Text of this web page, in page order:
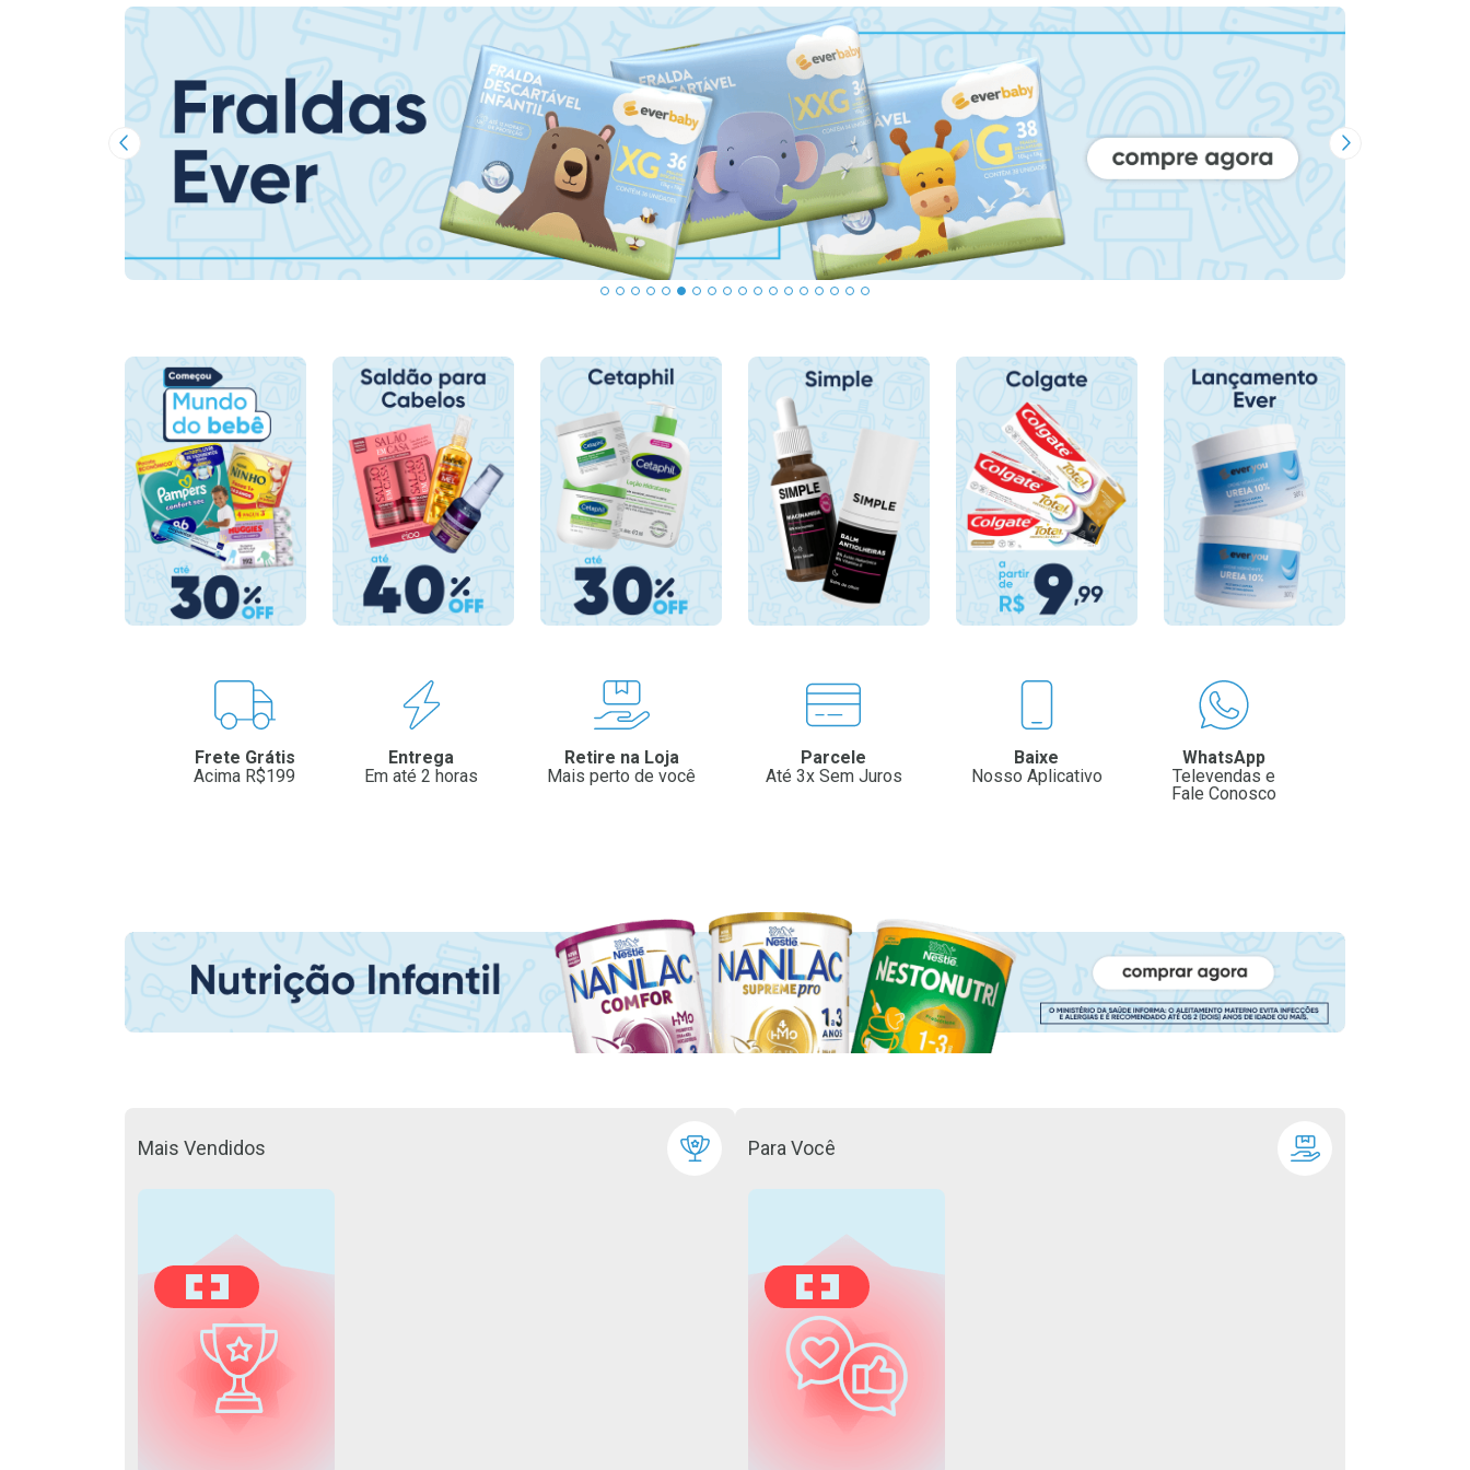
Imagem Anterior Próxima Imagem
Benefícios
Frete Grátis
Acima R$199
Entrega
Em até 2 horas
Retire na Loja
Mais perto de você
Parcele
Até 3x Sem Juros
Baixe
Nosso Aplicativo
WhatsApp
Televendas e
Fale Conosco
Mais Vendidos Para Você